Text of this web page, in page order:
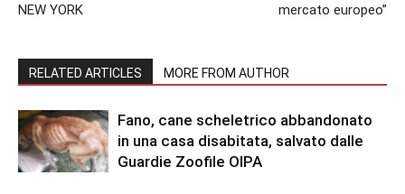
NEW YORK
mercato europeo”
RELATED ARTICLES MORE FROM AUTHOR
Fano, cane scheletrico abbandonato
in una casa disabitata, salvato dalle
Guardie Zoofile OIPA